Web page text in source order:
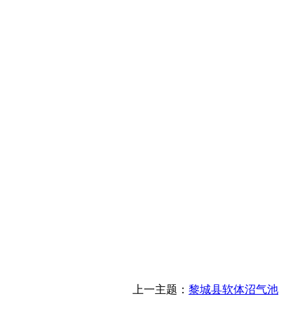
上一主题： 黎城县软体沼气池